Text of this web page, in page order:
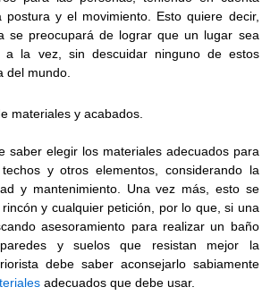
postura y el movimiento. Esto quiere decir,
se preocupará de lograr que un lugar sea
a la vez, sin descuidar ninguno de estos
del mundo.
materiales y acabados.
saber elegir los materiales adecuados para
y otros elementos, considerando la
y mantenimiento. Una vez más, esto se
y cualquier petición, por lo que, si una
asesoramiento para realizar un baño
y suelos que resistan mejor la
debe saber aconsejarlo sabiamente
adecuados que debe usar.